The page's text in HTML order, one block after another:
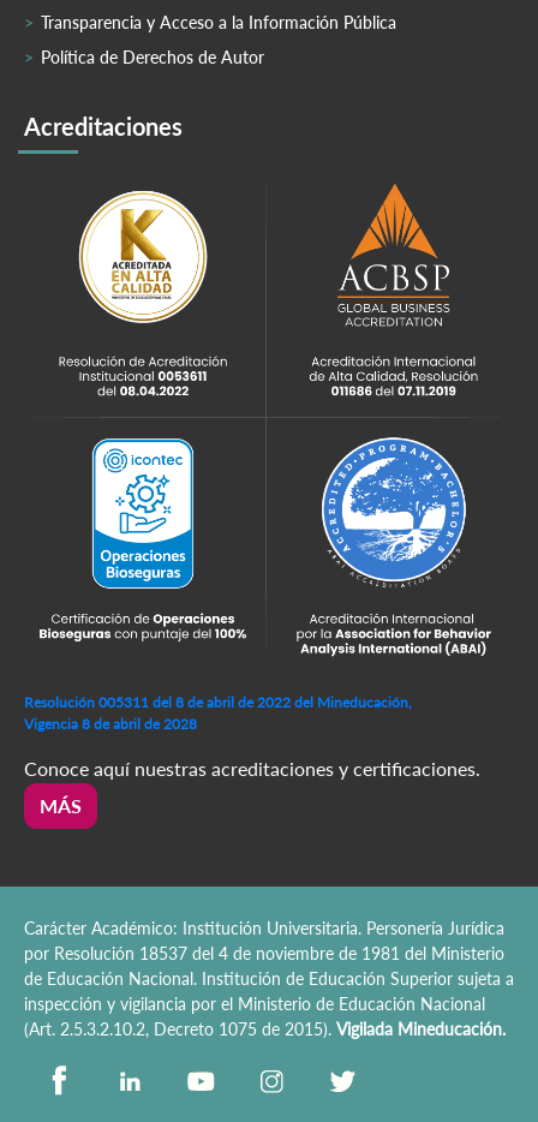
Transparencia y Acceso a la Información Pública
Política de Derechos de Autor
Acreditaciones
Resolución 005311 del 8 de abril de 2022 del Mineducación,
Vigencia 8 de abril de 2028
Conoce aquí nuestras acreditaciones y certificaciones.
MÁS
Carácter Académico: Institución Universitaria. Personería Jurídica
por Resolución 18537 del 4 de noviembre de 1981 del Ministerio
de Educación Nacional. Institución de Educación Superior sujeta a
inspección y vigilancia por el Ministerio de Educación Nacional
(Art. 2.5.3.2.10.2, Decreto 1075 de 2015). Vigilada Mineducación.